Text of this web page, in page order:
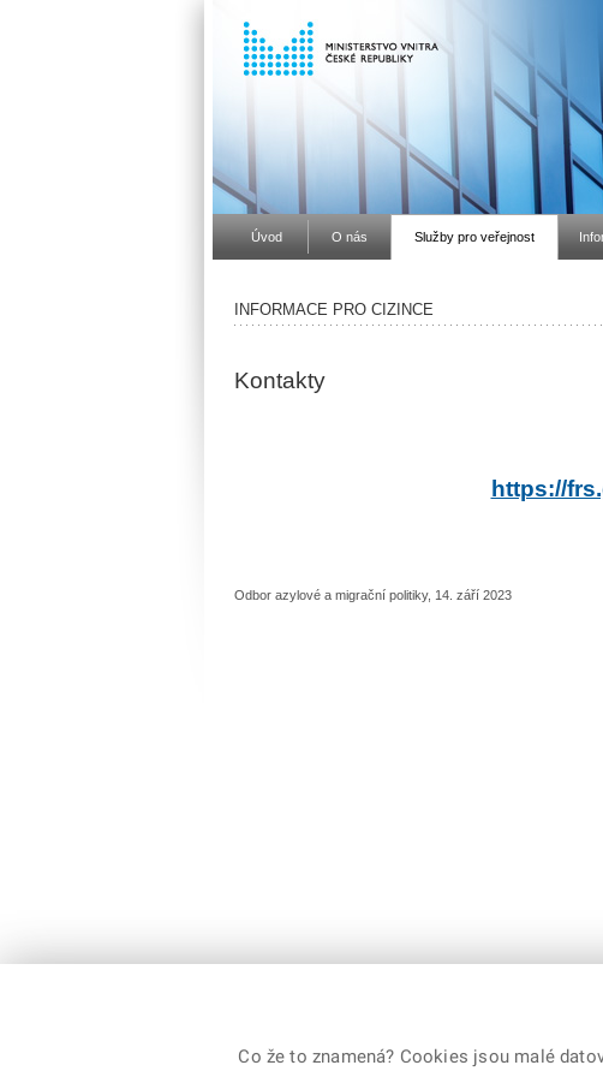
Úvod O nás Služby pro veřejnost
INFORMACE PRO CIZINCE
Kontakty
https://
Odbor azylové a migrační politiky, 14. září 2023
Co že to znamená? Cookies jsou malé